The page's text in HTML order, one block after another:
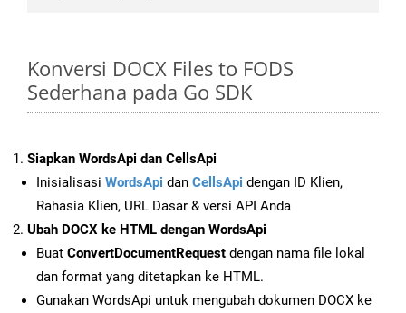
Konversi DOCX Files to FODS
Sederhana pada Go SDK
Siapkan WordsApi dan CellsApi
Inisialisasi WordsApi dan CellsApi dengan ID Klien,
Rahasia Klien, URL Dasar & versi API Anda
Ubah DOCX ke HTML dengan WordsApi
Buat ConvertDocumentRequest dengan nama file lokal
dan format yang ditetapkan ke HTML.
Gunakan WordsApi untuk mengubah dokumen DOCX ke